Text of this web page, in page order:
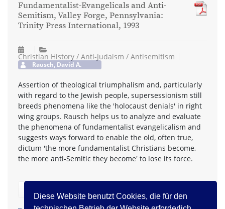
Diese Website benutzt Cookies, die für den
Fundamentalist-Evangelicals and Anti-
Semitism, Valley Forge, Pennsylvania:
Trinity Press International, 1993
Christian History / Anti-Judaism / Antisemitism
Rausch, David A.
Assertion of theological triumphalism and, particularly
with regard to the Jewish people, supersessionism still
breeds phenomena like the 'holocaust denials' in right
wing groups. Rausch helps us to analyze and evaluate
the phenomena of fundamentalist evangelicalism and
suggests ways forward to enable the old, often true,
dictum 'the more fundamentalist Christians become,
the more anti-Semitic they become' to lose its force.